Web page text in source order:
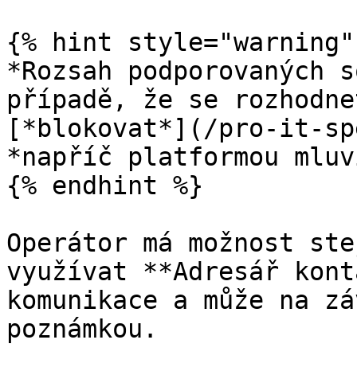
{% hint style="warning"
*Rozsah podporovaných
případě, že se
[*blokovat*](/pro-it-
*napříč platformou
{% endhint %}
Operátor má možnost
využívat **Adresář
komunikace a může na
poznámkou.